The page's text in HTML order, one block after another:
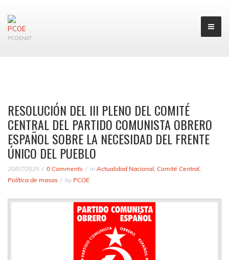
PCOENET
RESOLUCIÓN DEL III PLENO DEL COMITÉ
CENTRAL DEL PARTIDO COMUNISTA OBRERO
ESPAÑOL SOBRE LA NECESIDAD DEL FRENTE
ÚNICO DEL PUEBLO
20/07/2025 0 Comments in Actualidad Nacional, Comité Central,
Política de masas
by PCOE